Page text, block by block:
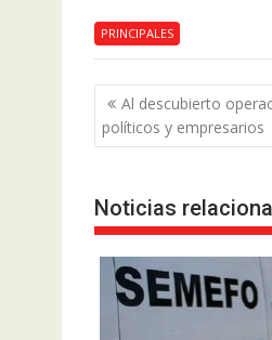
PRINCIPALES
Navegación
de
entradas
Al descubierto
políticos y empresarios
Noticias